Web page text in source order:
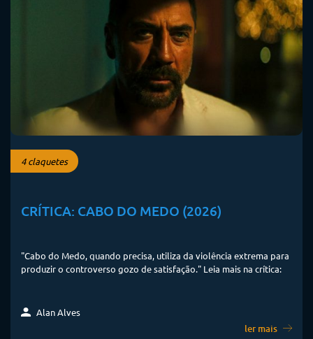
4 claquetes
CRÍTICA: CABO DO MEDO (2026)
"Cabo do Medo, quando precisa, utiliza da violência extrema para
produzir o controverso gozo de satisfação." Leia mais na crítica:
Alan Alves
ler mais